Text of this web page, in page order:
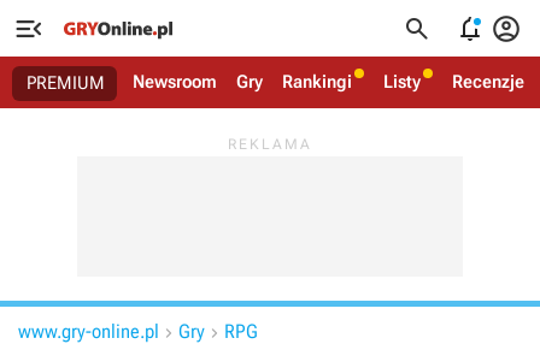
   
PREMIUM Newsroom Gry Rankingi Listy Recenzje
www.gry-online.pl  Gry  RPG